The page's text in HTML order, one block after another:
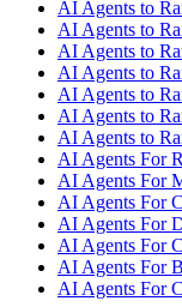
AI Agents to
AI Agents to
AI Agents to
AI Agents to
AI Agents to
AI Agents to
AI Agents to
AI Agents For
AI Agents For
AI Agents For
AI Agents For
AI Agents For
AI Agents For
AI Agents For